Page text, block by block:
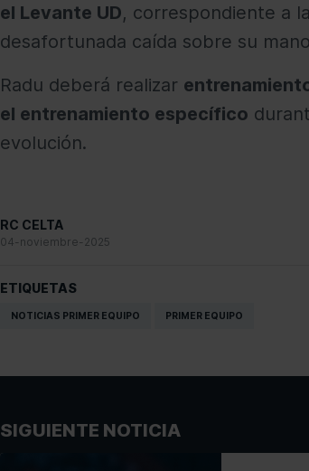
el Levante UD, correspondiente a
desafortunada caída sobre su
Radu deberá realizar
el entrenamiento específico
evolución.
RC CELTA
04-noviembre-2025
ETIQUETAS
NOTICIAS PRIMER EQUIPO PRIMER EQUIPO
SIGUIENTE NOTICIA